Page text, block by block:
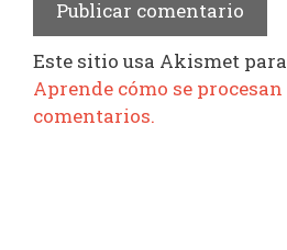
Este sitio usa Akismet
Aprende cómo se
comentarios.